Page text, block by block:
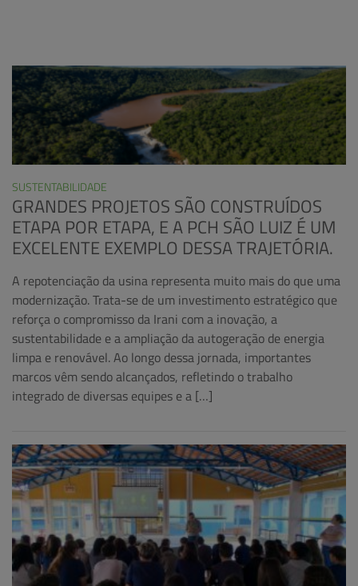
SUSTENTABILIDADE
GRANDES PROJETOS SÃO CONSTRUÍDOS
ETAPA POR ETAPA, E A PCH SÃO LUIZ É UM
EXCELENTE EXEMPLO DESSA TRAJETÓRIA.
A repotenciação da usina representa muito mais do que uma
modernização. Trata-se de um investimento estratégico que
reforça o compromisso da Irani com a inovação, a
sustentabilidade e a ampliação da autogeração de energia
limpa e renovável. Ao longo dessa jornada, importantes
marcos vêm sendo alcançados, refletindo o trabalho
integrado de diversas equipes e a […]